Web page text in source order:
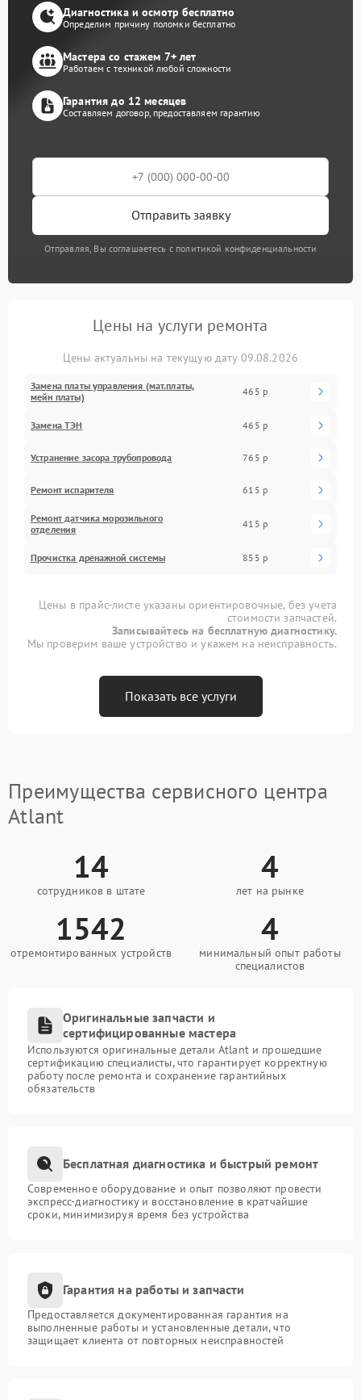
Диагностика и осмотр бесплатно
Определим причину поломки бесплатно
Мастера со стажем 7+ лет
Работаем с техникой любой сложности
Гарантия до 12 месяцев
Составляем договор, предоставляем гарантию
Отправить заявку
Отправляя, Вы соглашаетесь с политикой конфиденциальности
Цены на услуги ремонта
Цены актуальны на текущую дату 09.08.2026
Замена платы управления (мат.платы,
мейн платы)
465 р
Замена ТЭН 465 р
Устранение засора трубопровода 765 р
Ремонт испарителя 615 р
Ремонт датчика морозильного
отделения
415 р
Прочистка дренажной системы 855 р
Цены в прайс-листе указаны ориентировочные, без учета
стоимости запчастей.
Записывайтесь на бесплатную диагностику.
Мы проверим ваше устройство и укажем на неисправность.
Показать все услуги
Преимущества сервисного центра
Atlant
14
сотрудников в штате
4
лет на рынке
1542
отремонтированных устройств
4
минимальный опыт работы
специалистов
Оригинальные запчасти и
сертифицированные мастера
Используются оригинальные детали Atlant и прошедшие
сертификацию специалисты, что гарантирует корректную
работу после ремонта и сохранение гарантийных
обязательств
Бесплатная диагностика и быстрый ремонт
Современное оборудование и опыт позволяют провести
экспресс-диагностику и восстановление в кратчайшие
сроки, минимизируя время без устройства
Гарантия на работы и запчасти
Предоставляется документированная гарантия на
выполненные работы и установленные детали, что
защищает клиента от повторных неисправностей